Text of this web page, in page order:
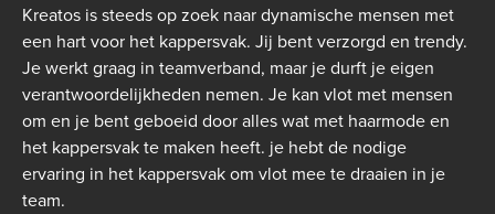
Kreatos is steeds op zoek naar dynamische mensen met
een hart voor het kappersvak. Jij bent verzorgd en trendy.
Je werkt graag in teamverband, maar je durft je eigen
verantwoordelijkheden nemen. Je kan vlot met mensen
om en je bent geboeid door alles wat met haarmode en
het kappersvak te maken heeft. je hebt de nodige
ervaring in het kappersvak om vlot mee te draaien in je
team.